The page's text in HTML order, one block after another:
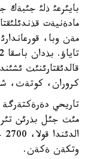
بايئرعئ ذلئ جئبةك
مادةنيةت
قالدئقتارئنئث
كروران، كوتةث،
وتكةن ةكةن.